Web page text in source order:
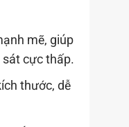
mẽ, giúp
sát cực thấp.
thước, dễ